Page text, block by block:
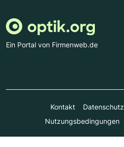
Ein Portal von Firmenweb.de
Kontakt Datenschutz
Nutzungsbedingungen